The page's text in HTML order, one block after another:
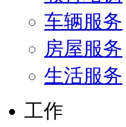
车辆服务
房屋服务
生活服务
工作